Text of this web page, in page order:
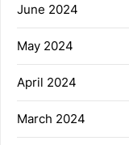
June 2024
May 2024
April 2024
March 2024